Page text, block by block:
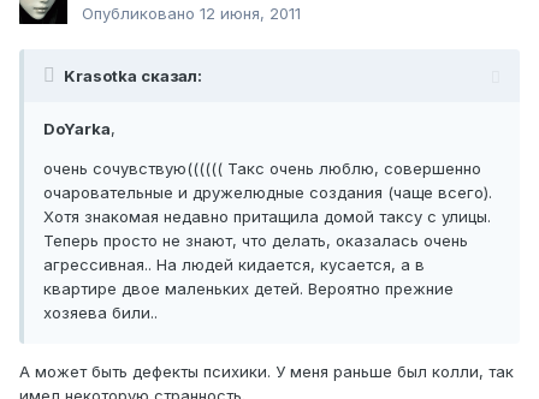
Опубликовано 12 июня, 2011
Krasotka сказал:
DoYarka,
очень сочувствую(((((( Такс очень люблю, совершенно
очаровательные и дружелюдные создания (чаще всего).
Хотя знакомая недавно притащила домой таксу с улицы.
Теперь просто не знают, что делать, оказалась очень
агрессивная.. На людей кидается, кусается, а в
квартире двое маленьких детей. Вероятно прежние
хозяева били..
А может быть дефекты психики. У меня раньше был колли, так